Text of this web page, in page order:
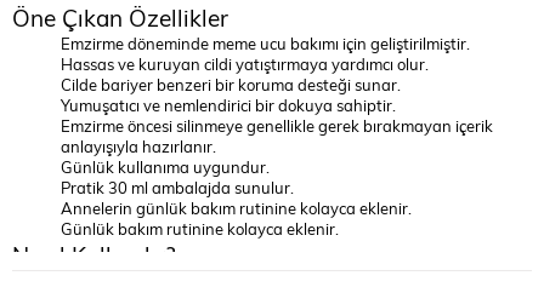
Öne Çıkan Özellikler
Emzirme döneminde meme ucu bakımı için geliştirilmiştir.
Hassas ve kuruyan cildi yatıştırmaya yardımcı olur.
Cilde bariyer benzeri bir koruma desteği sunar.
Yumuşatıcı ve nemlendirici bir dokuya sahiptir.
Emzirme öncesi silinmeye genellikle gerek bırakmayan içerik
anlayışıyla hazırlanır.
Günlük kullanıma uygundur.
Pratik 30 ml ambalajda sunulur.
Annelerin günlük bakım rutinine kolayca eklenir.
Günlük bakım rutinine kolayca eklenir.
Nasıl Kullanılır?